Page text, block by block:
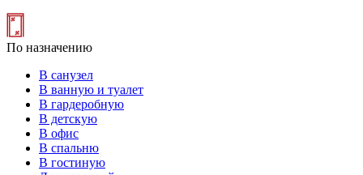
По назначению
В санузел
В ванную и туалет
В гардеробную
В детскую
В офис
В спальню
В гостиную